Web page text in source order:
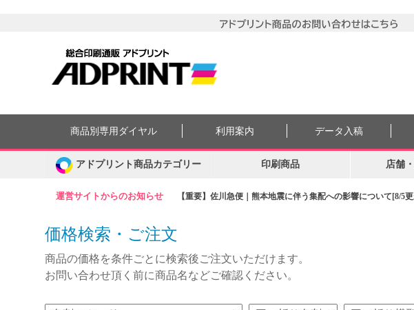
運営サイトからのお知らせ 【重要】佐川急便｜熊本地震に伴う集配への影響について[8/5
商品別専用ダイヤル 利用案内 データ入稿
アドプリント商品カテゴリー 印刷商品 店舗
価格検索・ご注文
商品の価格を条件ごとに検索後ご注文いただけます。
お問い合わせ頂く前に商品名などご確認ください。